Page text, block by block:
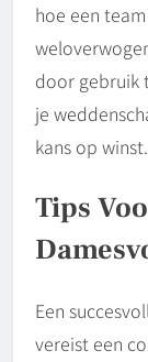
hoe een
door gebruik
je
kans op winst.
Tips
Een
vereist een